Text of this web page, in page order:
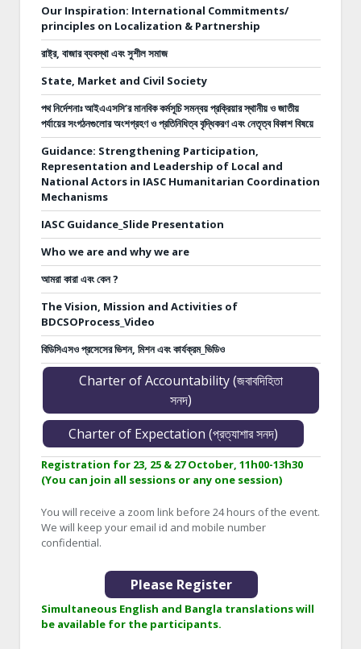
Our Inspiration: International Commitments/
principles on Localization & Partnership
রাষ্ট্র, বাজার ব্যবস্থা এবং সুশীল সমাজ
State, Market and Civil Society
পথ নির্দেশনাঃআইএএসসি’র মানবিক কর্মসূচি সমন্বয় প্রক্রিয়ার স্থানীয় ও জাতীয়
পর্যায়ের সংগঠনগুলোর অংশগ্রহণ ও প্রতিনিধিত্ব বৃদ্ধিকরণ এবং নেতৃত্ব বিকাশ বিষয়ে
Guidance: Strengthening Participation,
Representation and Leadership of Local and
National Actors in IASC Humanitarian Coordination
Mechanisms
IASC Guidance_Slide Presentation
Who we are and why we are
আমরা কারা এবং কেন ?
The Vision, Mission and Activities of
BDCSOProcess_Video
বিডিসিএসও প্রসেসের ভিশন, মিশন এবং কার্যক্রম_ভিডিও
Charter of Accountability (জবাবদিহিতা
সনদ)
Charter of Expectation (প্রত্যাশার সনদ)
Registration for 23, 25 & 27 October, 11h00-13h30
(You can join all sessions or any one session)
You will receive a zoom link before 24 hours of the event.
We will keep your email id and mobile number
confidential.
Please Register
Simultaneous English and Bangla translations will
be available for the participants.